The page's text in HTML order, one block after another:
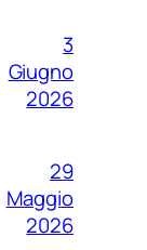
3
Giugno
2026
29
Maggio
2026